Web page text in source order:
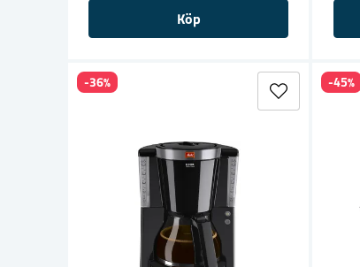
Köp
-36% -45%